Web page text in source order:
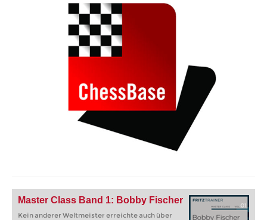
Master Class Band 1: Bobby Fischer
Kein anderer Weltmeister erreichte auch über